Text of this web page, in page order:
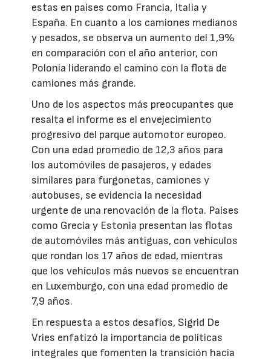
estas en países como Francia, Italia y
España. En cuanto a los camiones medianos
y pesados, se observa un aumento del 1,9%
en comparación con el año anterior, con
Polonia liderando el camino con la flota de
camiones más grande.
Uno de los aspectos más preocupantes que
resalta el informe es el envejecimiento
progresivo del parque automotor europeo.
Con una edad promedio de 12,3 años para
los automóviles de pasajeros, y edades
similares para furgonetas, camiones y
autobuses, se evidencia la necesidad
urgente de una renovación de la flota. Países
como Grecia y Estonia presentan las flotas
de automóviles más antiguas, con vehículos
que rondan los 17 años de edad, mientras
que los vehículos más nuevos se encuentran
en Luxemburgo, con una edad promedio de
7,9 años.
En respuesta a estos desafíos, Sigrid De
Vries enfatizó la importancia de políticas
integrales que fomenten la transición hacia